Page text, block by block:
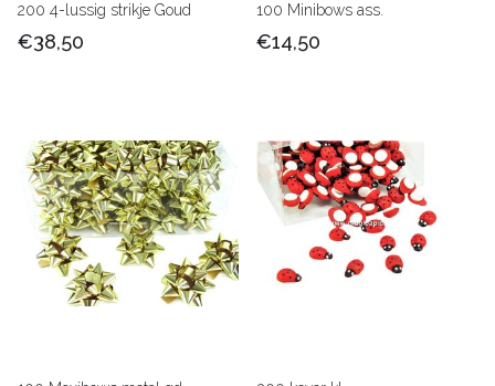
200 4-lussig strikje Goud
€38,50
100 Minibows ass.
€14,50